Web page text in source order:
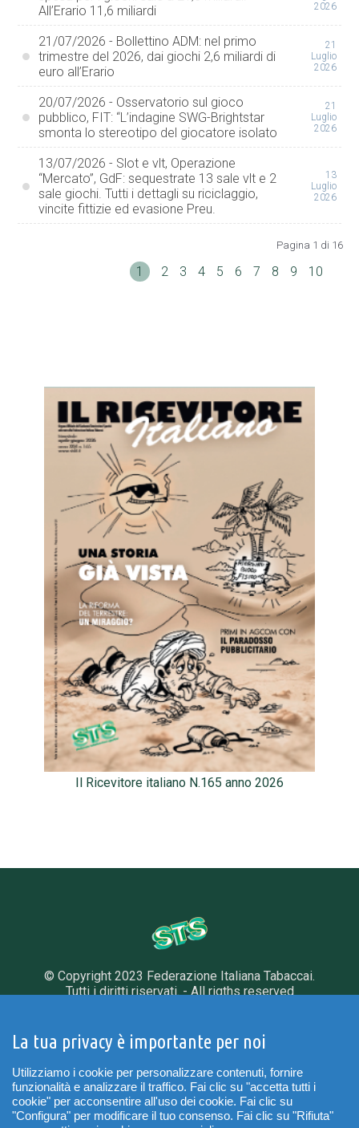
La tua privacy è importante per noi
Utilizziamo i cookie per personalizzare contenuti, fornire
funzionalità e analizzare il traffico. Fai clic su "accetta tutti i
cookie" per acconsentire all'uso dei cookie. Fai clic su
"Configura" per modificare il tuo consenso. Fai clic su "Rifiuta"
All’Erario 11,6 miliardi
2026
21/07/2026 - Bollettino ADM: nel primo
trimestre del 2026, dai giochi 2,6 miliardi di
euro all’Erario
21
Luglio
2026
20/07/2026 - Osservatorio sul gioco
pubblico, FIT: “L’indagine SWG-Brightstar
smonta lo stereotipo del giocatore isolato
21
Luglio
2026
13/07/2026 - Slot e vlt, Operazione
“Mercato”, GdF: sequestrate 13 sale vlt e 2
sale giochi. Tutti i dettagli su riciclaggio,
vincite fittizie ed evasione Preu.
13
Luglio
2026
Pagina 1 di 16
1 2 3 4 5 6 7 8 9 10
Il Ricevitore italiano N.165 anno 2026
© Copyright 2023 Federazione Italiana Tabaccai.
Tutti i diritti riservati. - All rigths reserved
Tel. 06 585501 - Fax. 06 5899878
INFORMATIVA PRIVACY |
COOKIE POLICY
PREFERENZE COOKIES